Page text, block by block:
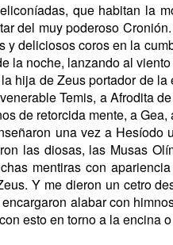
que habitan la
del muy poderoso
deliciosos coros en la
la noche, lanzando al
hija de Zeus portador de
Temis, a Afrodita
de retorcida mente, a
una vez a
las diosas, las Musas
mentiras con
Y me dieron un cetro
alabar con
esto en torno a la encina